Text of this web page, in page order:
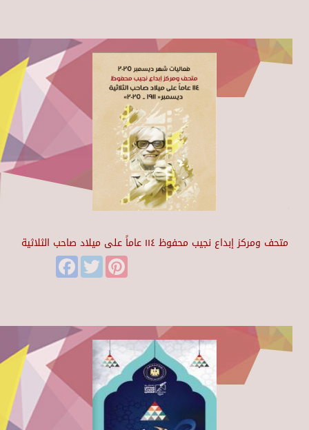
متحف ومركز إبداع نجيب محفوظ ١١٤ عاماً على ميلاد صاحب الثلاثية
FacebookTwitter